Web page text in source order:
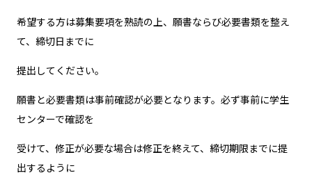
希望する方は募集要項を熟読の上、願書ならび必要書類を整え
て、締切日までに
提出してください。
願書と必要書類は事前確認が必要となります。必ず事前に学生
センターで確認を
受けて、修正が必要な場合は修正を終えて、締切期限までに提
出するように